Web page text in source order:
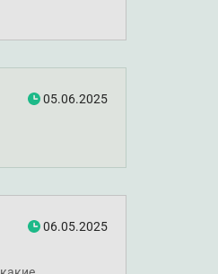
05.06.2025
06.05.2025